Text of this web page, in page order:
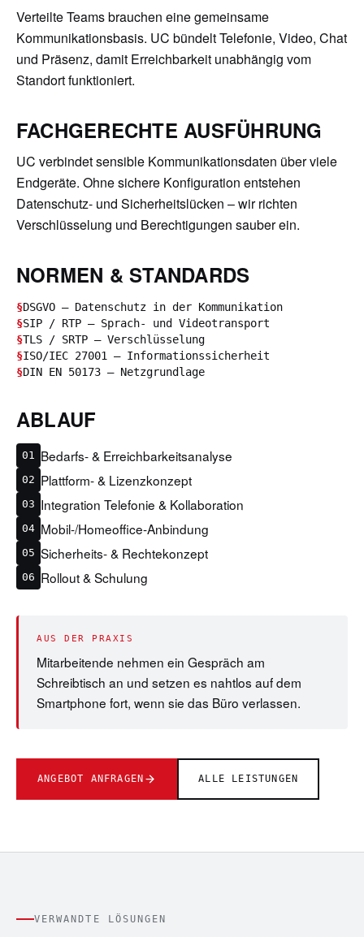
Verteilte Teams brauchen eine gemeinsame
Kommunikationsbasis. UC bündelt Telefonie, Video, Chat
und Präsenz, damit Erreichbarkeit unabhängig vom
Standort funktioniert.
FACHGERECHTE AUSFÜHRUNG
UC verbindet sensible Kommunikationsdaten über viele
Endgeräte. Ohne sichere Konfiguration entstehen
Datenschutz- und Sicherheitslücken – wir richten
Verschlüsselung und Berechtigungen sauber ein.
NORMEN & STANDARDS
§DSGVO – Datenschutz in der Kommunikation
§SIP / RTP – Sprach- und Videotransport
§TLS / SRTP – Verschlüsselung
§ISO/IEC 27001 – Informationssicherheit
§DIN EN 50173 – Netzgrundlage
ABLAUF
01 Bedarfs- & Erreichbarkeitsanalyse
02 Plattform- & Lizenzkonzept
03 Integration Telefonie & Kollaboration
04 Mobil-/Homeoffice-Anbindung
05 Sicherheits- & Rechtekonzept
06 Rollout & Schulung
AUS DER PRAXIS
Mitarbeitende nehmen ein Gespräch am
Schreibtisch an und setzen es nahtlos auf dem
Smartphone fort, wenn sie das Büro verlassen.
ANGEBOT ANFRAGEN ALLE LEISTUNGEN
VERWANDTE LÖSUNGEN